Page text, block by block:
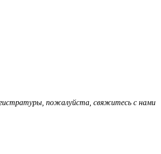
пожалуйста, свяжитесь с нами